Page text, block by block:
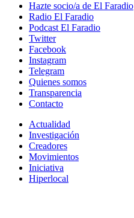
Hazte socio/a de El Faradio
Radio El Faradio
Podcast El Faradio
Twitter
Facebook
Instagram
Telegram
Quienes somos
Transparencia
Contacto
Actualidad
Investigación
Creadores
Movimientos
Iniciativa
Hiperlocal